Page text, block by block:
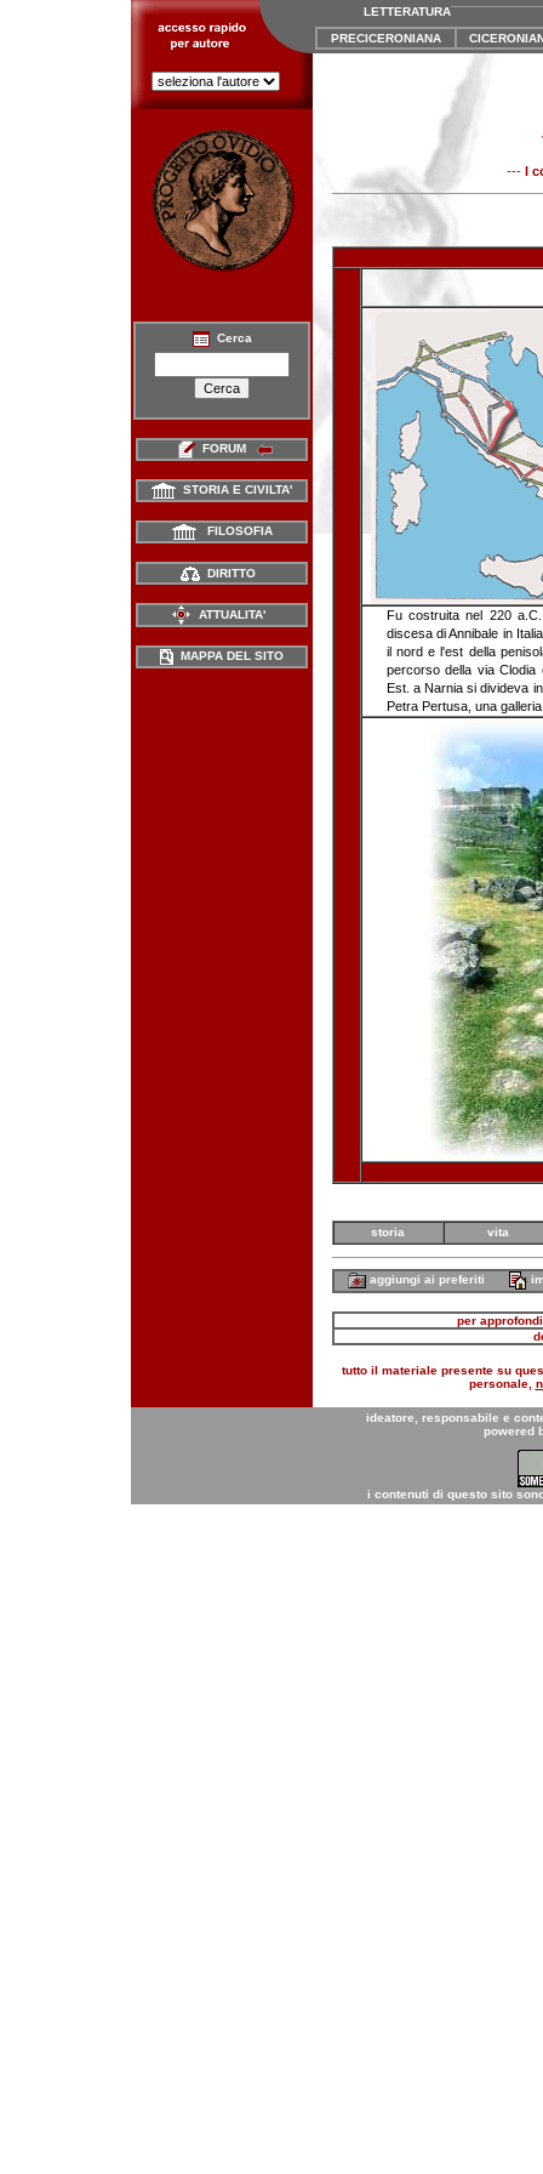
LETTERATURA
PRECICERONIANA
Cerca
FORUM
STORIA E CIVILTA'
FILOSOFIA
DIRITTO
ATTUALITA'
MAPPA DEL SITO
--- I
Fu costruita nel 220
discesa di Annibale in
il nord e l'est della
percorso della via
Est. a Narnia si divideva
Petra Pertusa, una
storia vita
aggiungi ai preferiti
per
tutto il materiale presente su
personale,
ideatore, responsabile e
powered
i contenuti di questo sito